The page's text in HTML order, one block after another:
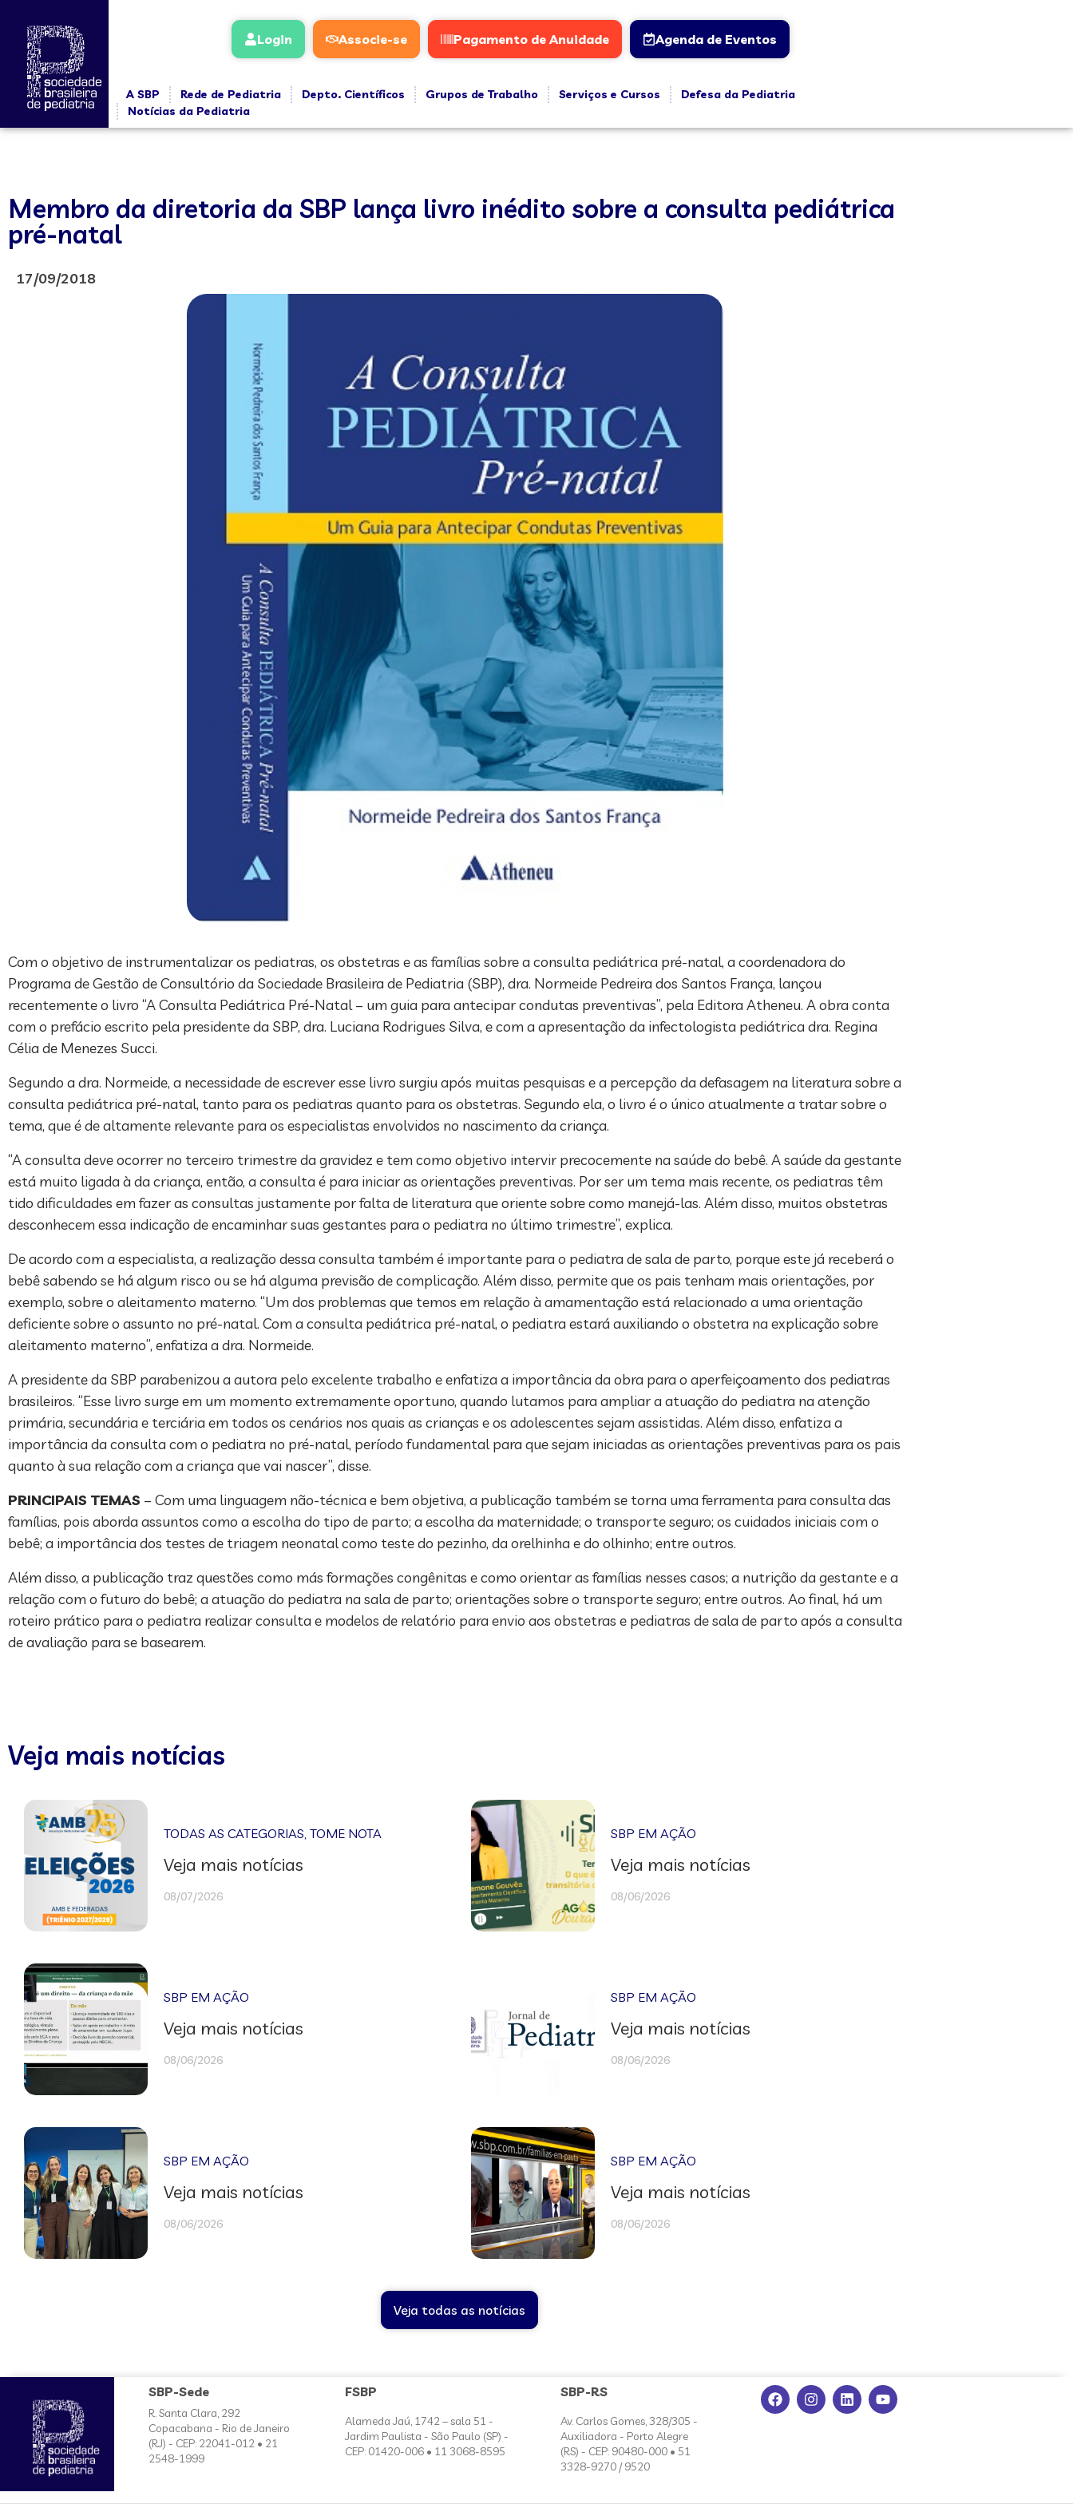
Login Associe-se Pagamento de Anuidade Agenda de Eventos
A SBP Rede de Pediatria Depto. Científicos Grupos de Trabalho Serviços e Cursos
Defesa da Pediatria
Notícias da Pediatria
Membro da diretoria da SBP lança livro inédito sobre a consulta pediátrica
pré-natal
17/09/2018
Com o objetivo de instrumentalizar os pediatras, os obstetras e as famílias sobre a consulta pediátrica pré-natal, a coordenadora do
Programa de Gestão de Consultório da Sociedade Brasileira de Pediatria (SBP), dra. Normeide Pedreira dos Santos França, lançou
recentemente o livro “A Consulta Pediátrica Pré-Natal – um guia para antecipar condutas preventivas”, pela Editora Atheneu. A obra conta
com o prefácio escrito pela presidente da SBP, dra. Luciana Rodrigues Silva, e com a apresentação da infectologista pediátrica dra. Regina
Célia de Menezes Succi.
Segundo a dra. Normeide, a necessidade de escrever esse livro surgiu após muitas pesquisas e a percepção da defasagem na literatura sobre a
consulta pediátrica pré-natal, tanto para os pediatras quanto para os obstetras. Segundo ela, o livro é o único atualmente a tratar sobre o
tema, que é de altamente relevante para os especialistas envolvidos no nascimento da criança.
“A consulta deve ocorrer no terceiro trimestre da gravidez e tem como objetivo intervir precocemente na saúde do bebê. A saúde da gestante
está muito ligada à da criança, então, a consulta é para iniciar as orientações preventivas. Por ser um tema mais recente, os pediatras têm
tido dificuldades em fazer as consultas justamente por falta de literatura que oriente sobre como manejá-las. Além disso, muitos obstetras
desconhecem essa indicação de encaminhar suas gestantes para o pediatra no último trimestre”, explica.
De acordo com a especialista, a realização dessa consulta também é importante para o pediatra de sala de parto, porque este já receberá o
bebê sabendo se há algum risco ou se há alguma previsão de complicação. Além disso, permite que os pais tenham mais orientações, por
exemplo, sobre o aleitamento materno. “Um dos problemas que temos em relação à amamentação está relacionado a uma orientação
deficiente sobre o assunto no pré-natal. Com a consulta pediátrica pré-natal, o pediatra estará auxiliando o obstetra na explicação sobre
aleitamento materno”, enfatiza a dra. Normeide.
A presidente da SBP parabenizou a autora pelo excelente trabalho e enfatiza a importância da obra para o aperfeiçoamento dos pediatras
brasileiros. “Esse livro surge em um momento extremamente oportuno, quando lutamos para ampliar a atuação do pediatra na atenção
primária, secundária e terciária em todos os cenários nos quais as crianças e os adolescentes sejam assistidas. Além disso, enfatiza a
importância da consulta com o pediatra no pré-natal, período fundamental para que sejam iniciadas as orientações preventivas para os pais
quanto à sua relação com a criança que vai nascer”, disse.
PRINCIPAIS TEMAS – Com uma linguagem não-técnica e bem objetiva, a publicação também se torna uma ferramenta para consulta das
famílias, pois aborda assuntos como a escolha do tipo de parto; a escolha da maternidade; o transporte seguro; os cuidados iniciais com o
bebê; a importância dos testes de triagem neonatal como teste do pezinho, da orelhinha e do olhinho; entre outros.
Além disso, a publicação traz questões como más formações congênitas e como orientar as famílias nesses casos; a nutrição da gestante e a
relação com o futuro do bebê; a atuação do pediatra na sala de parto; orientações sobre o transporte seguro; entre outros. Ao final, há um
roteiro prático para o pediatra realizar consulta e modelos de relatório para envio aos obstetras e pediatras de sala de parto após a consulta
de avaliação para se basearem.
Veja mais notícias
TODAS AS CATEGORIAS,TOME NOTA
Veja mais notícias
08/07/2026
SBP EM AÇÃO
Veja mais notícias
08/06/2026
SBP EM AÇÃO
Veja mais notícias
08/06/2026
SBP EM AÇÃO
Veja mais notícias
08/06/2026
SBP EM AÇÃO
Veja mais notícias
08/06/2026
SBP EM AÇÃO
Veja mais notícias
08/06/2026
Veja todas as notícias
SBP-Sede
R. Santa Clara, 292
Copacabana - Rio de Janeiro
(RJ) - CEP: 22041-012 • 21
2548-1999
FSBP
Alameda Jaú, 1742 – sala 51 -
Jardim Paulista - São Paulo (SP) -
CEP: 01420-006 • 11 3068-8595
SBP-RS
Av. Carlos Gomes, 328/305 -
Auxiliadora - Porto Alegre
(RS) - CEP: 90480-000 • 51
3328-9270 / 9520